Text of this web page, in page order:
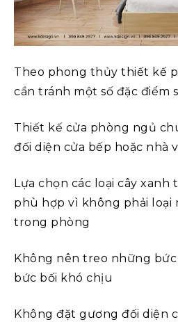
Theo phong thủy thiết kế
cần tránh một số đặc điểm
Thiết kế cửa phòng ngủ
đối diện cửa bếp hoặc nhà
Lựa chọn các loại cây
phù hợp vì không phải loại
trong phòng
Không nên treo những
bức bối khó chịu
Không đặt gương đối diện